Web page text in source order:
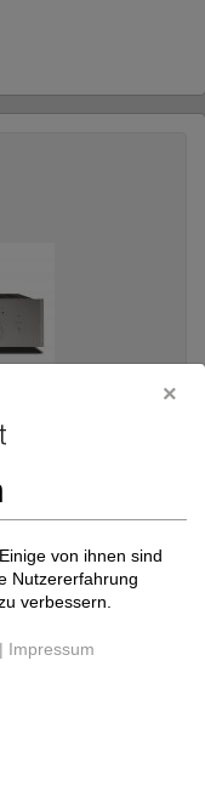
von ihnen sind
Nutzererfahrung
verbessern.
| Impressum